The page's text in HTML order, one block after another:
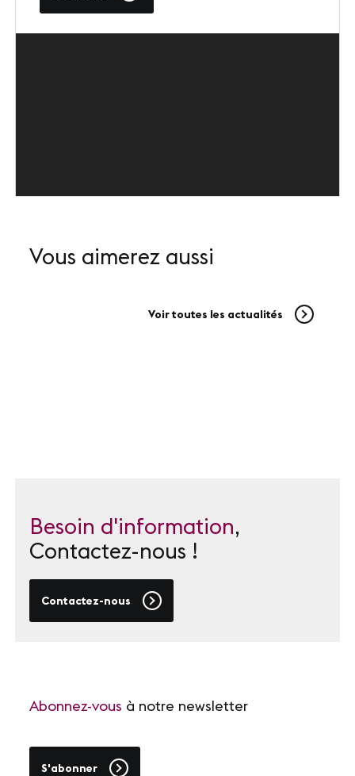
Vous aimerez aussi
Voir toutes les actualités
Besoin d'information,
Contactez-nous !
Contactez-nous
Abonnez-vous à notre newsletter
S'abonner